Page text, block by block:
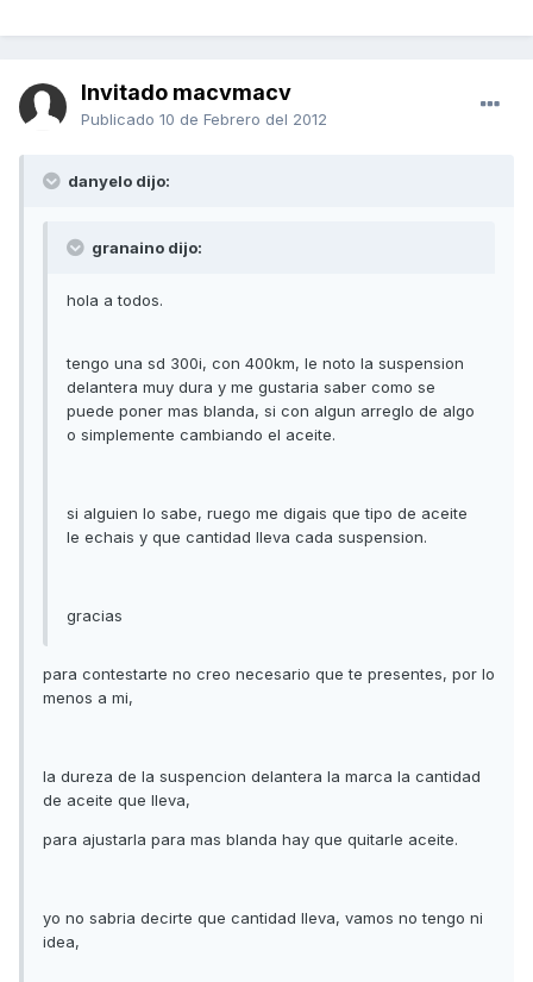
Invitado macvmacv
Publicado 10 de Febrero del 2012
danyelo dijo:
granaino dijo:
hola a todos.
tengo una sd 300i, con 400km, le noto la suspension
delantera muy dura y me gustaria saber como se
puede poner mas blanda, si con algun arreglo de algo
o simplemente cambiando el aceite.
si alguien lo sabe, ruego me digais que tipo de aceite
le echais y que cantidad lleva cada suspension.
gracias
para contestarte no creo necesario que te presentes, por lo
menos a mi,
la dureza de la suspencion delantera la marca la cantidad
de aceite que lleva,
para ajustarla para mas blanda hay que quitarle aceite.
yo no sabria decirte que cantidad lleva, vamos no tengo ni
idea,